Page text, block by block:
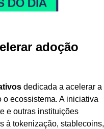
adoção
dedicada a acelerar a
o ecossistema. A iniciativa
e outras instituições
à tokenização, stablecoins,